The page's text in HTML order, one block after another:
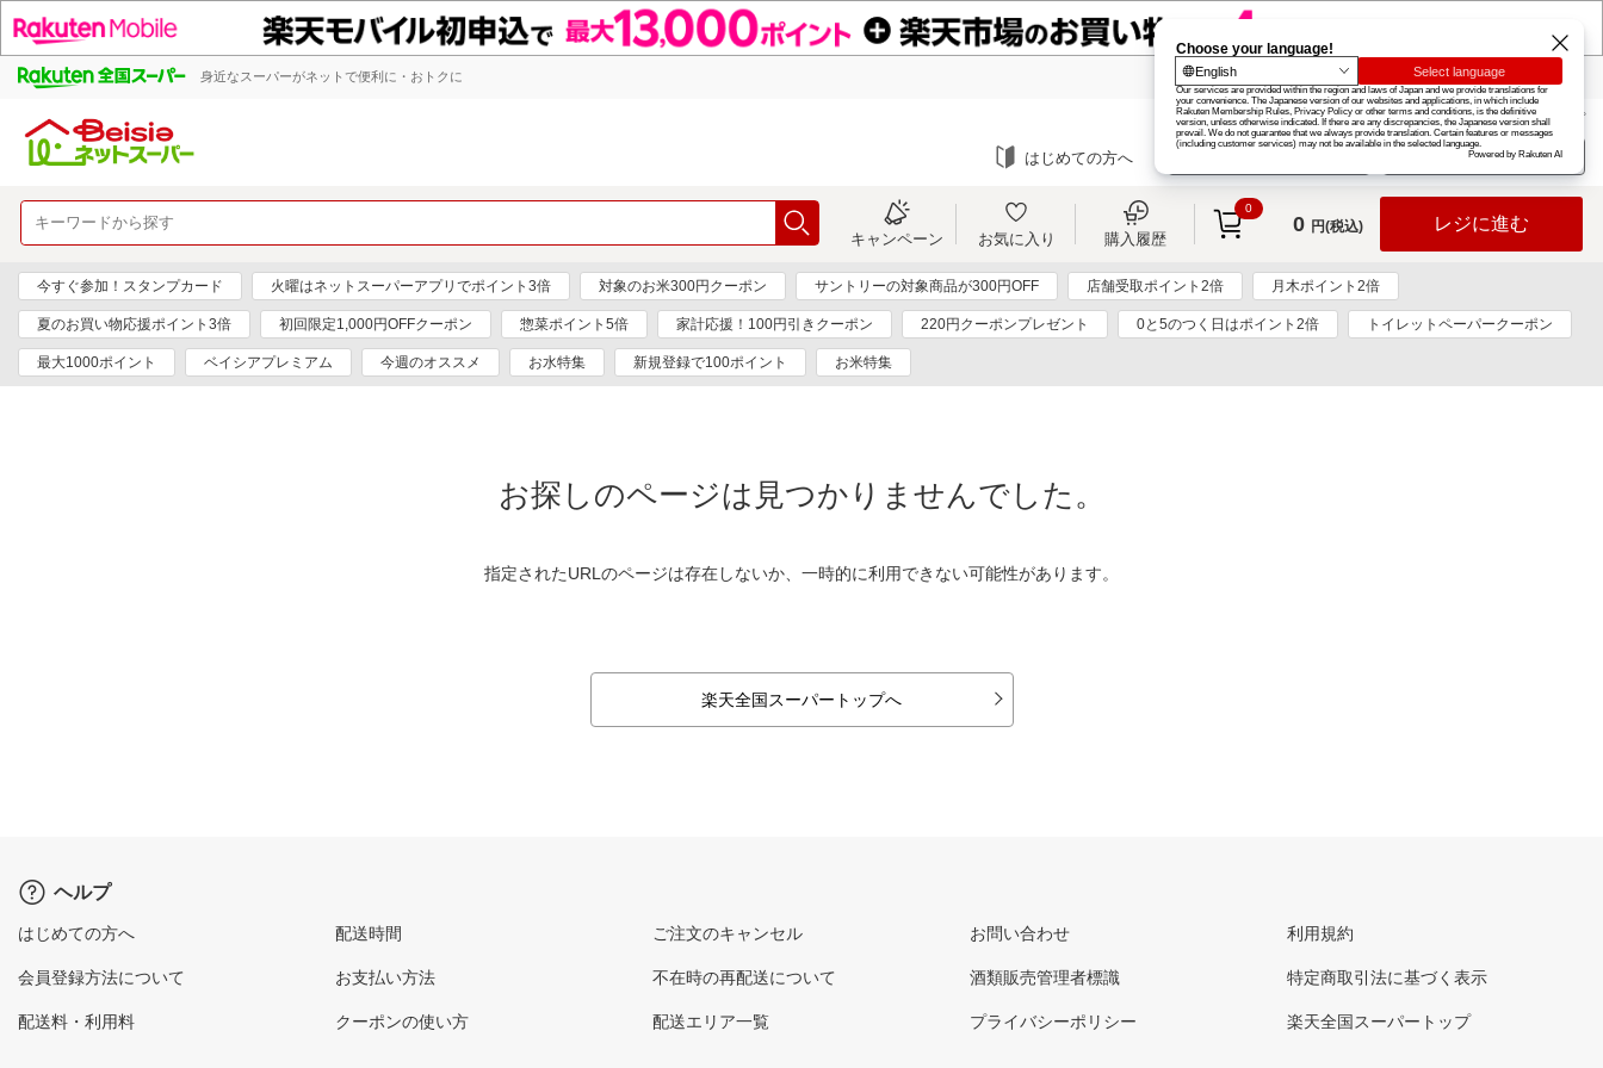
身近なスーパーがネットで便利に・おトクに 楽天グループ カード
お知らせ ヘルプ
はじめての方へ ログイン
キャンペーン お気に入り 購入履歴
0
0 円(税込) レジに進む
今すぐ参加！スタンプカード 火曜はネットスーパーアプリでポイント3倍 対象のお米300円クーポン サントリーの対象商品が300円OFF 店舗受取ポイント2倍 月木ポイント2倍
夏のお買い物応援ポイント3倍 初回限定1,000円OFFクーポン 惣菜ポイント5倍 家計応援！100円引きクーポン 220円クーポンプレゼント 0と5のつく日はポイント2倍 トイレットペーパークーポン
最大1000ポイント ベイシアプレミアム 今週のオススメ お水特集 新規登録で100ポイント お米特集
お探しのページは見つかりませんでした。
指定されたURLのページは存在しないか、一時的に利用できない可能性があります。
楽天全国スーパートップへ
ヘルプ
はじめての方へ
会員登録方法について
配送料・利用料
配送時間
お支払い方法
クーポンの使い方
ご注文のキャンセル
不在時の再配送について
配送エリア一覧
お問い合わせ
酒類販売管理者標識
プライバシーポリシー
利用規約
特定商取引法に基づく表示
楽天全国スーパートップ